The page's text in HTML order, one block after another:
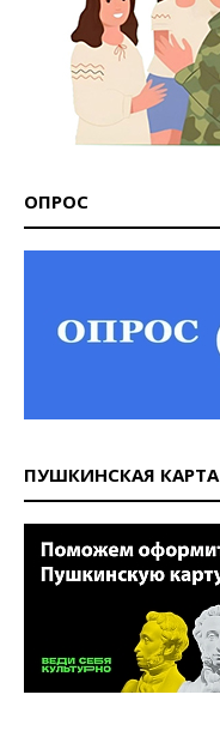
ОПРОС
ПУШКИНСКАЯ КАРТА